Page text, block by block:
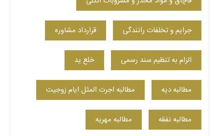
جرایم و تخلفات رانندگی قرارداد مشاوره
الزام به تنظیم سند رسمی خلع ید
مطالبه دیه مطالبه اجرت المثل ایام زوجیت
مطالبه نفقه مطالبه مهریه